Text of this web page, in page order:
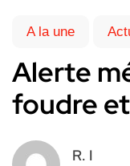
A la une
Alerte
foudre
R. I